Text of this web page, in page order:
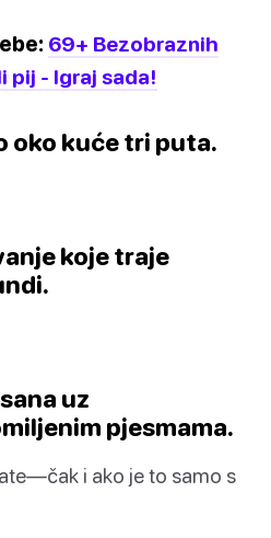
69+ Bezobraznih
pij - Igraj sada!
oko kuće tri puta.
koje traje
uz
pjesmama.
i ako je to samo s